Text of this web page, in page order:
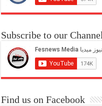
Subscribe to our Channel
Find us on Facebook